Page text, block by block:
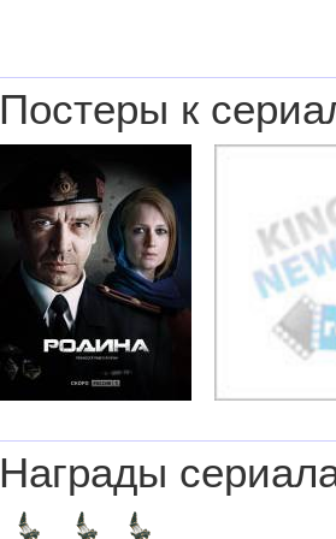
Постеры к
Награды